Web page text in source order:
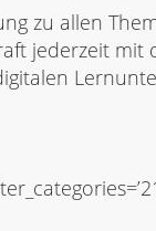
zu allen
jederzeit mit